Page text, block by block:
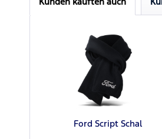
Ford Script Schal